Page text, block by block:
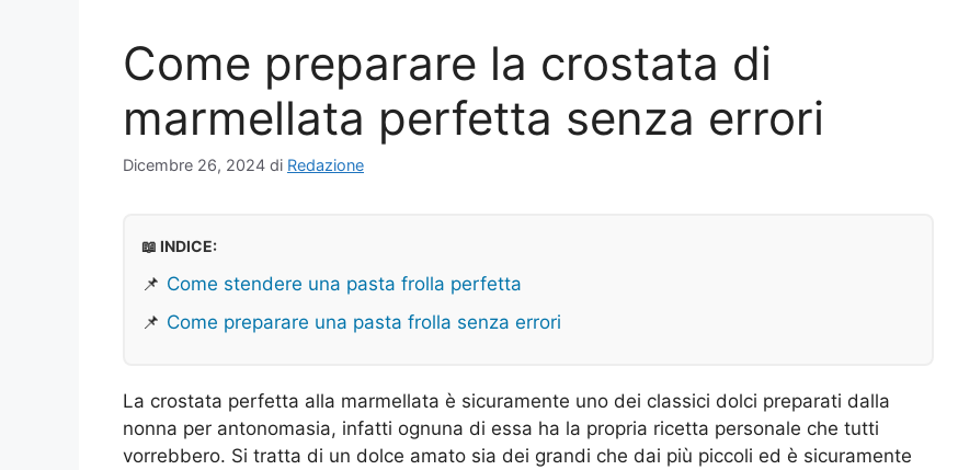
Come preparare la crostata di
marmellata perfetta senza errori
Dicembre 26, 2024 di Redazione
📖 INDICE:
📌 Come stendere una pasta frolla perfetta
📌 Come preparare una pasta frolla senza errori
La crostata perfetta alla marmellata è sicuramente uno dei classici dolci preparati dalla
nonna per antonomasia, infatti ognuna di essa ha la propria ricetta personale che tutti
vorrebbero. Si tratta di un dolce amato sia dei grandi che dai più piccoli ed è sicuramente